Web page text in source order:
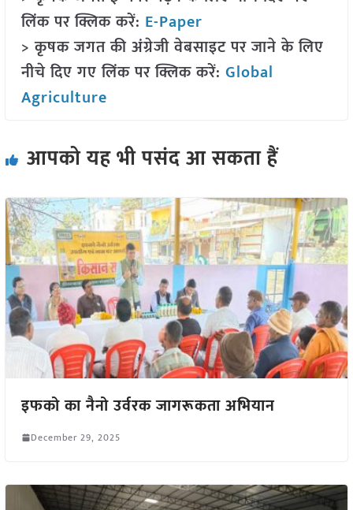
लिंक पर क्लिक करें: E-Paper
> कृषक जगत की अंग्रेजी वेबसाइट पर जाने के लिए
नीचे दिए गए लिंक पर क्लिक करें: Global
Agriculture
आपको यह भी पसंद आ सकता हैं
इफको का नैनो उर्वरक जागरूकता अभियान
December 29, 2025